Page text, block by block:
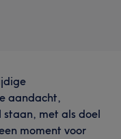
aandacht,
met als doel
moment voor